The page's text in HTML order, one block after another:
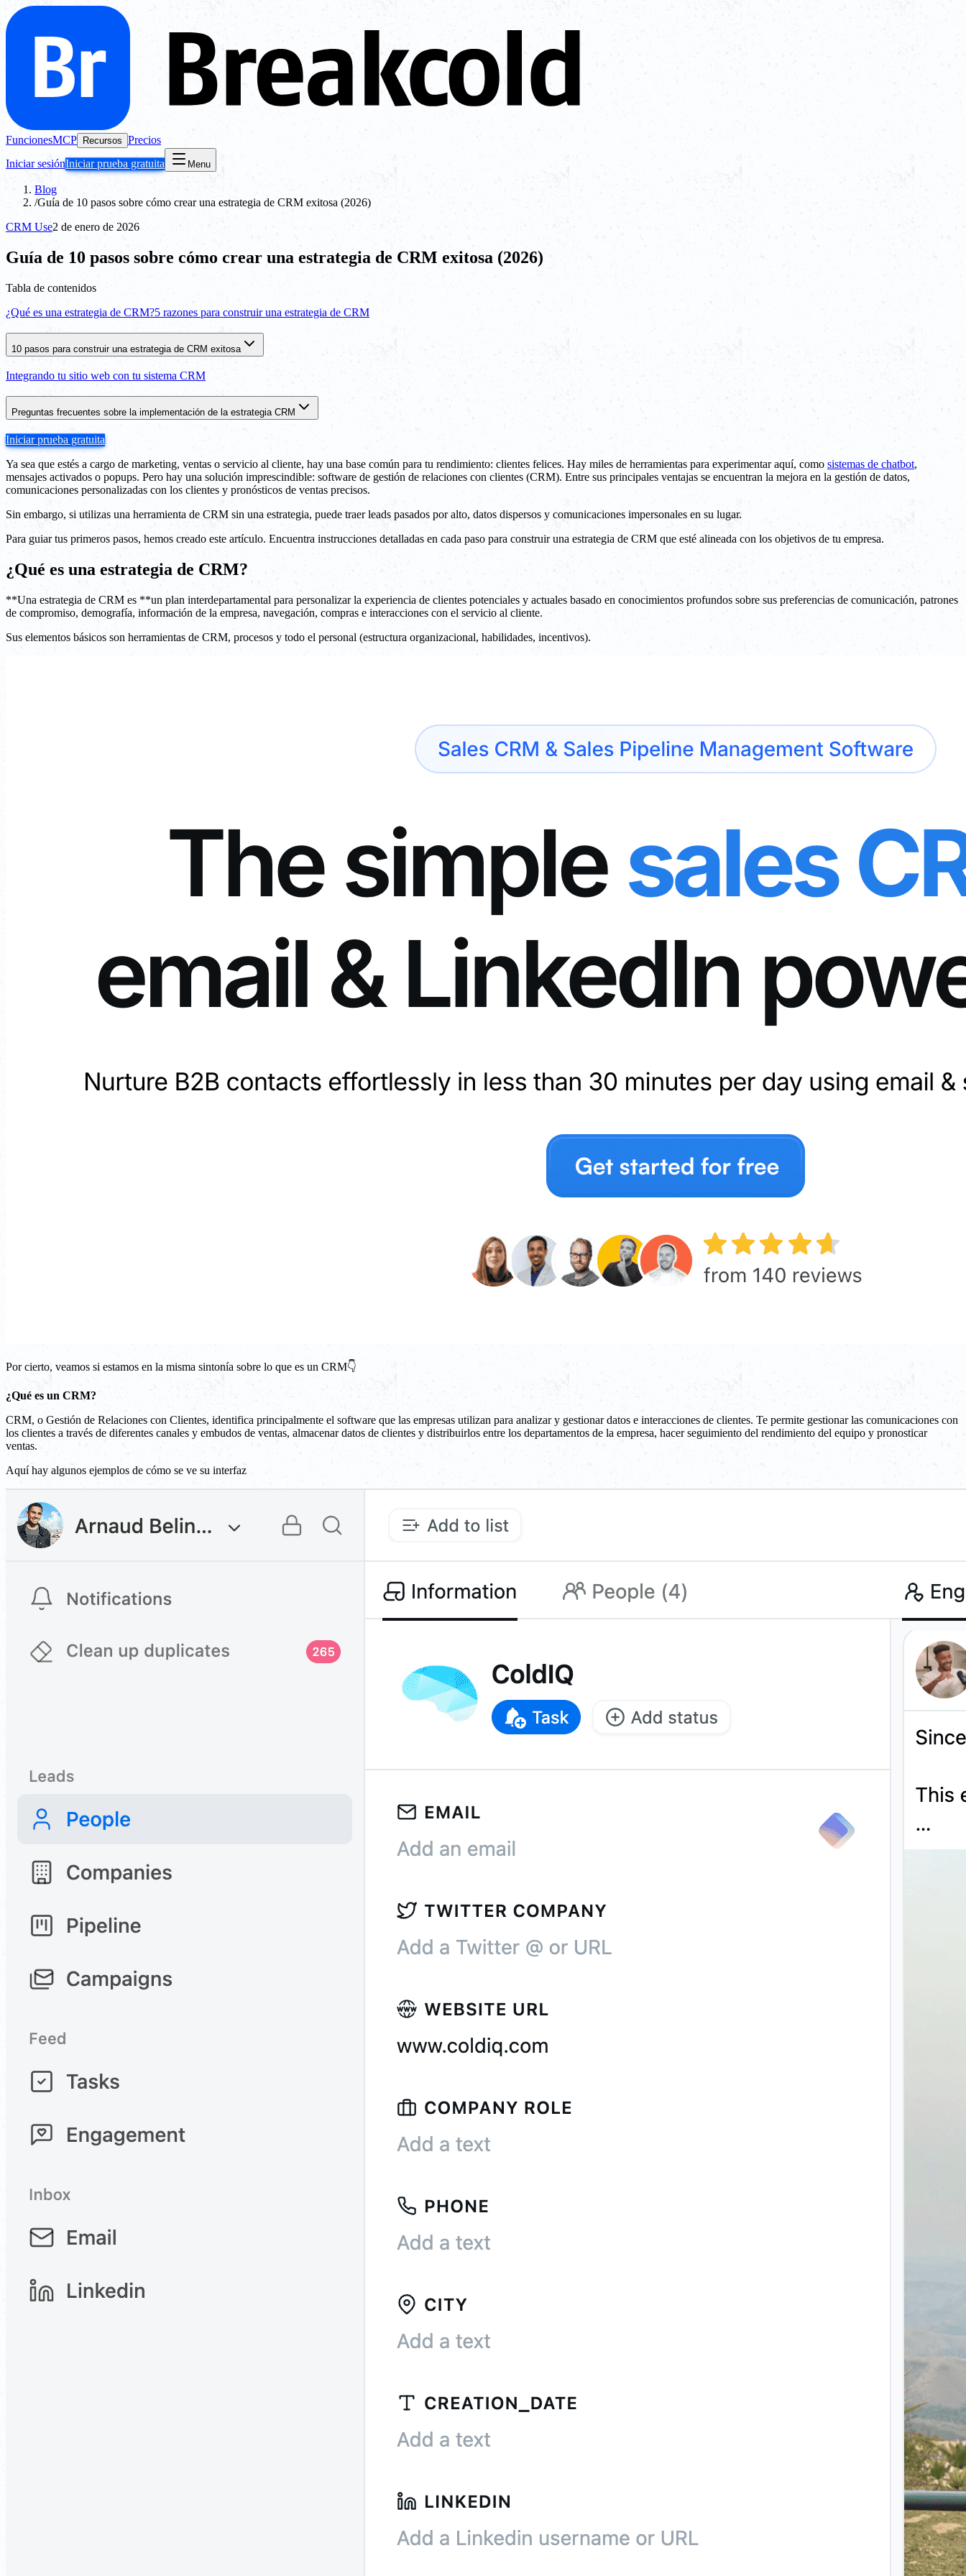
FuncionesMCP Recursos Precios
Iniciar sesiónIniciar prueba gratuita Menu
Blog
/Guía de 10 pasos sobre cómo crear una estrategia de CRM exitosa (2026)
CRM Use2 de enero de 2026
Guía de 10 pasos sobre cómo crear una estrategia de CRM exitosa (2026)
Tabla de contenidos
¿Qué es una estrategia de CRM?5 razones para construir una estrategia de CRM
10 pasos para construir una estrategia de CRM exitosa
Integrando tu sitio web con tu sistema CRM
Preguntas frecuentes sobre la implementación de la estrategia CRM
Iniciar prueba gratuita
Ya sea que estés a cargo de marketing, ventas o servicio al cliente, hay una base común para tu rendimiento: clientes felices. Hay miles de herramientas para experimentar aquí, como sistemas de chatbot,
mensajes activados o popups. Pero hay una solución imprescindible: software de gestión de relaciones con clientes (CRM). Entre sus principales ventajas se encuentran la mejora en la gestión de datos,
comunicaciones personalizadas con los clientes y pronósticos de ventas precisos.
Sin embargo, si utilizas una herramienta de CRM sin una estrategia, puede traer leads pasados por alto, datos dispersos y comunicaciones impersonales en su lugar.
Para guiar tus primeros pasos, hemos creado este artículo. Encuentra instrucciones detalladas en cada paso para construir una estrategia de CRM que esté alineada con los objetivos de tu empresa.
¿Qué es una estrategia de CRM?
**Una estrategia de CRM es **un plan interdepartamental para personalizar la experiencia de clientes potenciales y actuales basado en conocimientos profundos sobre sus preferencias de comunicación, patrones
de compromiso, demografía, información de la empresa, navegación, compras e interacciones con el servicio al cliente.
Sus elementos básicos son herramientas de CRM, procesos y todo el personal (estructura organizacional, habilidades, incentivos).
Por cierto, veamos si estamos en la misma sintonía sobre lo que es un CRM👇
¿Qué es un CRM?
CRM, o Gestión de Relaciones con Clientes, identifica principalmente el software que las empresas utilizan para analizar y gestionar datos e interacciones de clientes. Te permite gestionar las comunicaciones con
los clientes a través de diferentes canales y embudos de ventas, almacenar datos de clientes y distribuirlos entre los departamentos de la empresa, hacer seguimiento del rendimiento del equipo y pronosticar
ventas.
Aquí hay algunos ejemplos de cómo se ve su interfaz